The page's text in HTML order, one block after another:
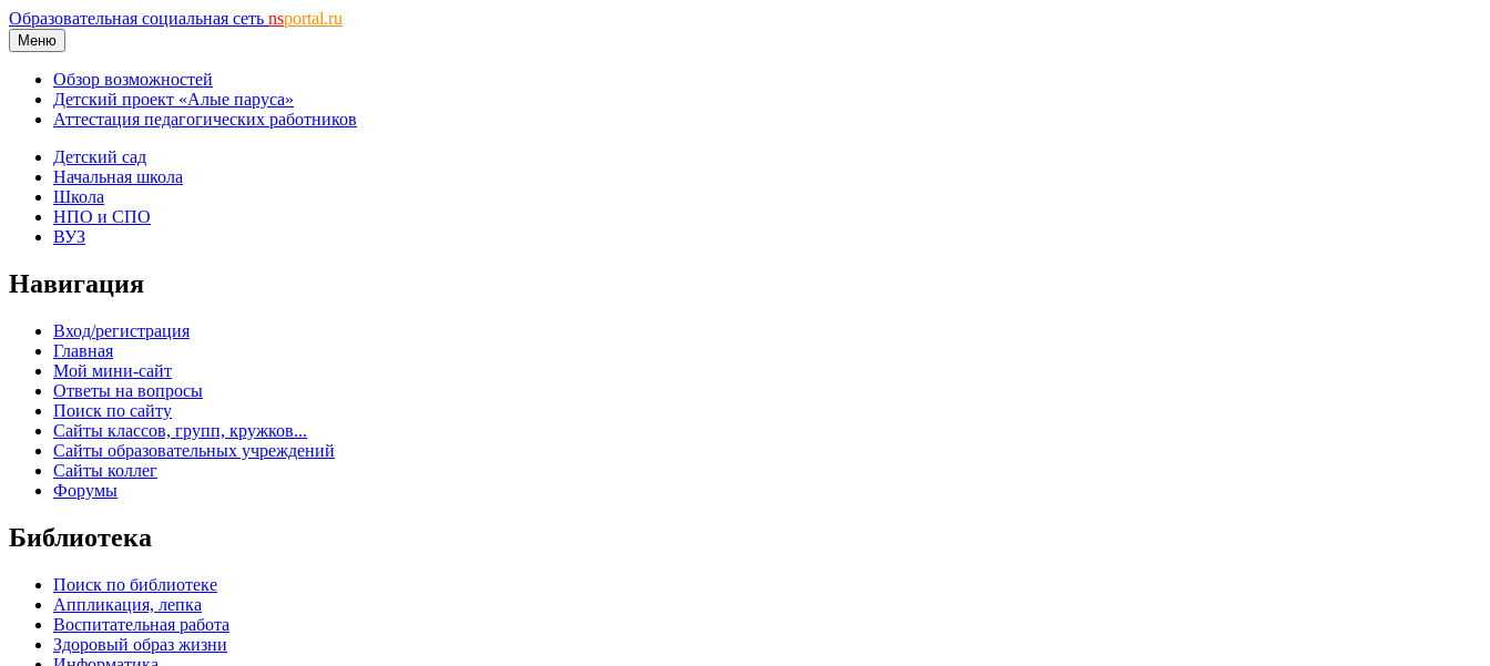
Образовательная социальная сеть nsportal.ru
Меню
Обзор возможностей
Детский проект «Алые паруса»
Аттестация педагогических работников
Детский сад
Начальная школа
Школа
НПО и СПО
ВУЗ
Навигация
Вход/регистрация
Главная
Мой мини-сайт
Ответы на вопросы
Поиск по сайту
Сайты классов, групп, кружков...
Сайты образовательных учреждений
Сайты коллег
Форумы
Библиотека
Поиск по библиотеке
Аппликация, лепка
Воспитательная работа
Здоровый образ жизни